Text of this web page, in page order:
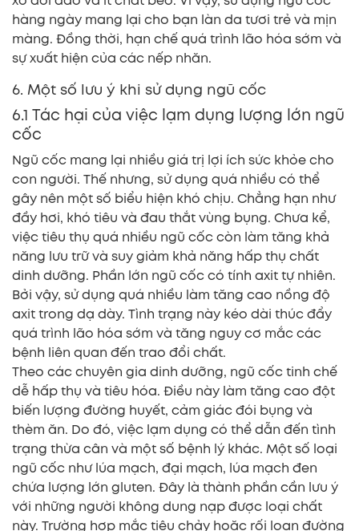
hàng ngày mang lại cho bạn làn da tươi trẻ và mịn
màng. Đồng thời, hạn chế quá trình lão hóa sớm và
sự xuất hiện của các nếp nhăn.
6. Một số lưu ý khi sử dụng ngũ cốc
6.1 Tác hại của việc lạm dụng lượng lớn ngũ
cốc
Ngũ cốc mang lại nhiều giá trị lợi ích sức khỏe cho
con người. Thế nhưng, sử dụng quá nhiều có thể
gây nên một số biểu hiện khó chịu. Chẳng hạn như
đầy hơi, khó tiêu và đau thắt vùng bụng. Chưa kể,
việc tiêu thụ quá nhiều ngũ cốc còn làm tăng khả
năng lưu trữ và suy giảm khả năng hấp thụ chất
dinh dưỡng. Phần lớn ngũ cốc có tính axit tự nhiên.
Bởi vậy, sử dụng quá nhiều làm tăng cao nồng độ
axit trong dạ dày. Tình trạng này kéo dài thúc đẩy
quá trình lão hóa sớm và tăng nguy cơ mắc các
bệnh liên quan đến trao đổi chất.
Theo các chuyên gia dinh dưỡng, ngũ cốc tinh chế
dễ hấp thụ và tiêu hóa. Điều này làm tăng cao đột
biến lượng đường huyết, cảm giác đói bụng và
thèm ăn. Do đó, việc lạm dụng có thể dẫn đến tình
trạng thừa cân và một số bệnh lý khác. Một số loại
ngũ cốc như lúa mạch, đại mạch, lúa mạch đen
chứa lượng lớn gluten. Đây là thành phần cần lưu ý
với những người không dung nạp được loại chất
này. Trường hợp mắc tiêu chảy hoặc rối loạn đường